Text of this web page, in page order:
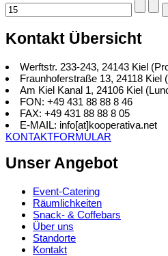
Kontakt Übersicht
Werftstr. 233-243, 24143 Kiel
Fraunhoferstraße 13, 24118 Kiel
Am Kiel Kanal 1, 24106 Kiel
FON: +49 431 88 88 8 46
FAX: +49 431 88 88 8 05
E-MAIL: info[at]kooperativa.net
KONTAKTFORMULAR
Unser Angebot
Event-Catering
Räumlichkeiten
Snack- & Coffebars
Über uns
Standorte
Kontakt